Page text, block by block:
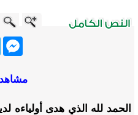
الحمد لله الذي هدى أولياءه